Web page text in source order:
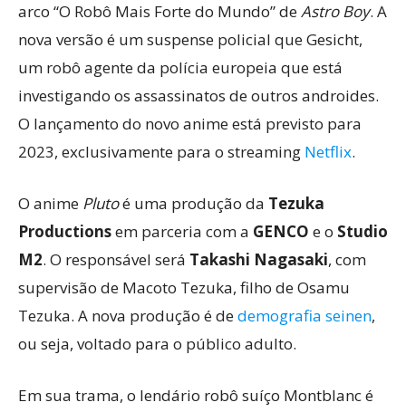
arco “O Robô Mais Forte do Mundo” deAstro Boy. A
nova versão é um suspense policial que Gesicht,
um robô agente da polícia europeia que está
investigando os assassinatos de outros androides.
O lançamento do novo anime está previsto para
2023, exclusivamente para o streaming Netflix.
O anime Plutoé uma produção da Tezuka
Productionsem parceria com a GENCO e o Studio
M2. O responsável será Takashi Nagasaki, com
supervisão de Macoto Tezuka, filho de Osamu
Tezuka. A nova produção é dedemografia seinen,
ou seja, voltado para o público adulto.
Em sua trama, o lendário robô suíço Montblanc é